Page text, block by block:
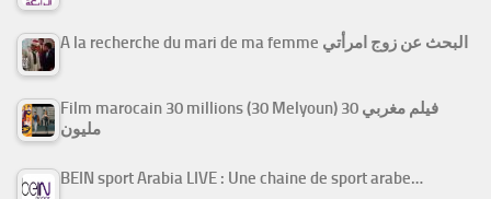
A la recherche du mari de ma femme البحث عن زوج امرأتي
Film marocain 30 millions (30 Melyoun) فيلم مغربي 30
مليون
BEIN sport Arabia LIVE : Une chaine de sport arabe…